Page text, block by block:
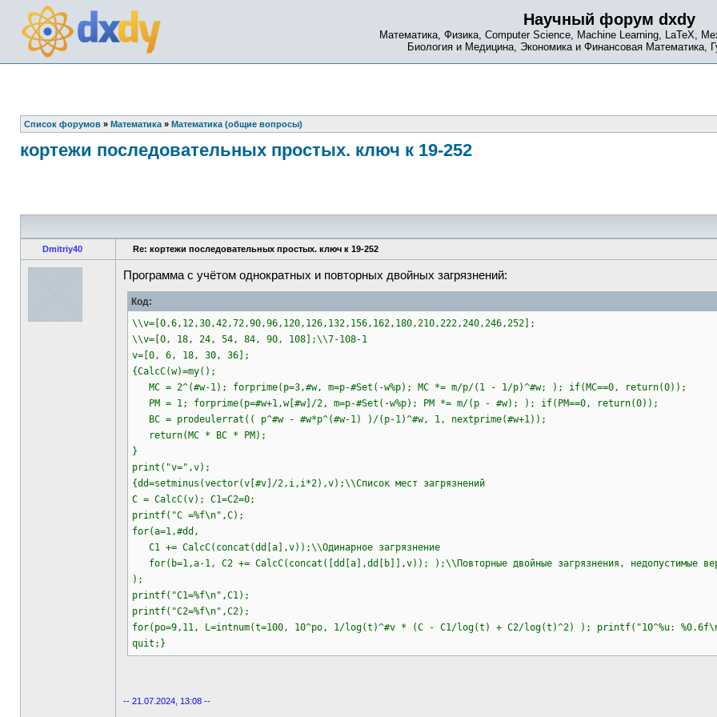
Научный форум dxdy
Математика, Физика, Computer Science, Machine Learning, LaTeX,
Биология и Медицина, Экономика и Финансовая Математика,
Список форумов » Математика » Математика (общие вопросы)
кортежи последовательных простых. ключ к 19-252
Dmitriy40 Re: кортежи последовательных простых. ключ к 19-252
Программа с учётом однократных и повторных двойных загрязнений:
Код:
\\v=[0,6,12,30,42,72,90,96,120,126,132,156,162,180,210,222,240,246,252];
\\v=[0, 18, 24, 54, 84, 90, 108];\\7-108-1
v=[0, 6, 18, 30, 36];
{CalcC(w)=my();
MC = 2^(#w-1); forprime(p=3,#w, m=p-#Set(-w%p); MC *= m/p/(1 - 1/p)^#w; ); if(MC==0, return(0));
PM = 1; forprime(p=#w+1,w[#w]/2, m=p-#Set(-w%p); PM *= m/(p - #w); ); if(PM==0, return(0));
BC = prodeulerrat(( p^#w - #w*p^(#w-1) )/(p-1)^#w, 1, nextprime(#w+1));
return(MC * BC * PM);
}
print("v=",v);
{dd=setminus(vector(v[#v]/2,i,i*2),v);\\Список мест загрязнений
C = CalcC(v); C1=C2=0;
printf("C =%f\n",C);
for(a=1,#dd,
C1 += CalcC(concat(dd[a],v));\\Одинарное загрязнение
for(b=1,a-1, C2 += CalcC(concat([dd[a],dd[b]],v)); );\\Повторные двойные загрязнения, недопустимые
);
printf("C1=%f\n",C1);
printf("C2=%f\n",C2);
for(po=9,11, L=intnum(t=100, 10^po, 1/log(t)^#v * (C - C1/log(t) + C2/log(t)^2) ); printf("10^%u:
quit;}
-- 21.07.2024, 13:08 --